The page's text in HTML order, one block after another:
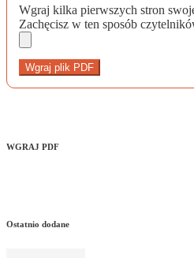
Wgraj kilka pierwszych stron
Zachęcisz w ten sposób
Wgraj plik PDF
WGRAJ PDF
Ostatnio dodane